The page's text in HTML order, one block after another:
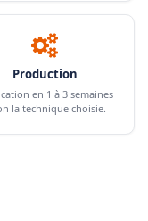
Production
en 1 à 3 semaines
la technique choisie.